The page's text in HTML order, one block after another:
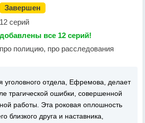
Завершен
12 серий
добавлены все 12 серий!
про полицию, про расследования
уголовного отдела, Ефремова, делает
трагической ошибки, совершенной
работы. Эта роковая оплошность
близкого друга и наставника,